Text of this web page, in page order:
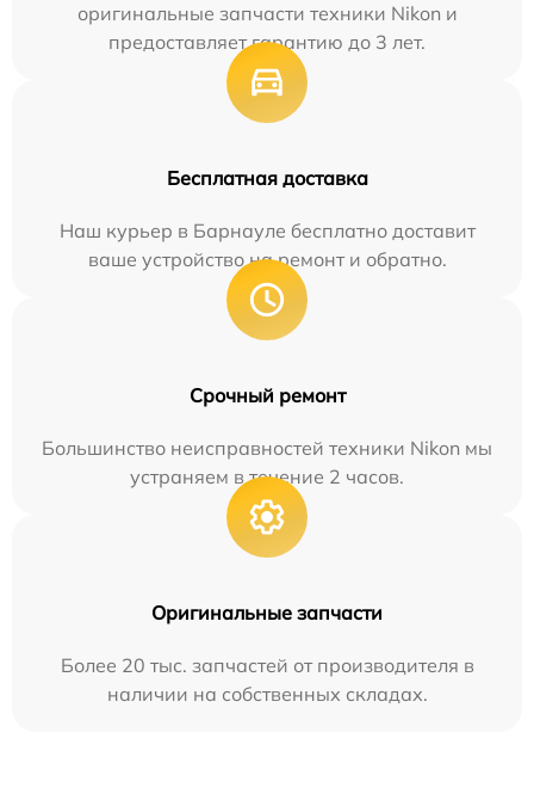
оригинальные запчасти техники Nikon и
предоставляет гарантию до 3 лет.
Бесплатная доставка
Наш курьер в Барнауле бесплатно доставит
ваше устройство на ремонт и обратно.
Срочный ремонт
Большинство неисправностей техники Nikon мы
устраняем в течение 2 часов.
Оригинальные запчасти
Более 20 тыс. запчастей от производителя в
наличии на собственных складах.